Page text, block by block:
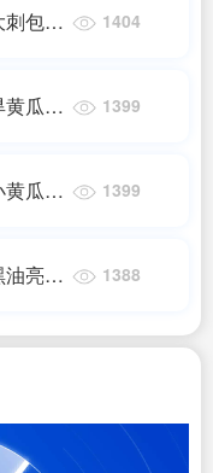
包旱
1404
瓜嫁
1399
瓜种
1399
亮绿
1388